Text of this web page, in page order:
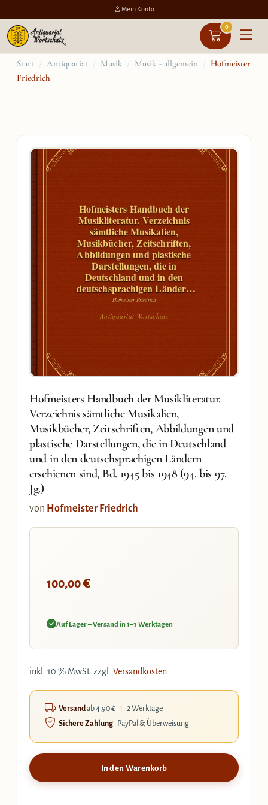
Mein Konto
0
Zum
Inhalt
Start / Antiquariat / Musik / Musik - allgemein / Hofmeister
Friedrich
Hofmeisters Handbuch der
Musikliteratur. Verzeichnis
sämtliche Musikalien,
Musikbücher, Zeitschriften,
Abbildungen und plastische
Darstellungen, die in
Deutschland und in den
deutschsprachigen Ländern
erschienen sind, Bd. 1945 bis
1948 (94. bis 97. Jg.)
Hofmeister Friedrich
Antiquariat Wortschatz
Hofmeisters Handbuch der Musikliteratur.
Verzeichnis sämtliche Musikalien,
Musikbücher, Zeitschriften, Abbildungen und
plastische Darstellungen, die in Deutschland
und in den deutschsprachigen Ländern
erschienen sind, Bd. 1945 bis 1948 (94. bis 97.
Jg.)
von Hofmeister Friedrich
100,00€
Auf Lager – Versand in 1–3 Werktagen
inkl. 10 % MwSt. zzgl. Versandkosten
Versandab 4,90 € · 1–2 Werktage
Sichere Zahlung· PayPal & Überweisung
In den Warenkorb